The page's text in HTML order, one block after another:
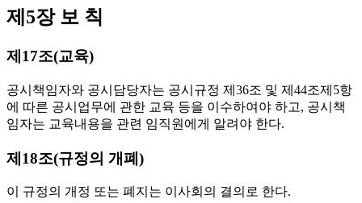
제5장 보 칙
제17조(교육)
공시책임자와 공시담당자는 공시규정 제36조 및 제44조제5항
에 따른 공시업무에 관한 교육 등을 이수하여야 하고, 공시책
임자는 교육내용을 관련 임직원에게 알려야 한다.
제18조(규정의 개폐)
이 규정의 개정 또는 폐지는 이사회의 결의로 한다.